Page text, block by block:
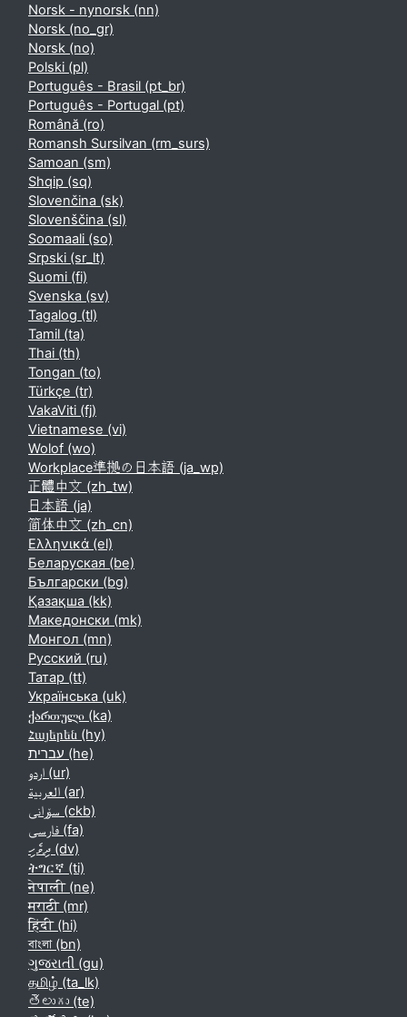
Norsk - nynorsk ‎(nn)‎
Norsk ‎(no_gr)‎
Norsk ‎(no)‎
Polski ‎(pl)‎
Português - Brasil ‎(pt_br)‎
Português - Portugal ‎(pt)‎
Română ‎(ro)‎
Romansh Sursilvan ‎(rm_surs)‎
Samoan ‎(sm)‎
Shqip ‎(sq)‎
Slovenčina ‎(sk)‎
Slovenščina ‎(sl)‎
Soomaali ‎(so)‎
Srpski ‎(sr_lt)‎
Suomi ‎(fi)‎
Svenska ‎(sv)‎
Tagalog ‎(tl)‎
Tamil ‎(ta)‎
Thai ‎(th)‎
Tongan ‎(to)‎
Türkçe ‎(tr)‎
VakaViti ‎(fj)‎
Vietnamese ‎(vi)‎
Wolof ‎(wo)‎
Workplace準拠の日本語 ‎(ja_wp)‎
正體中文 ‎(zh_tw)‎
日本語 ‎(ja)‎
简体中文 ‎(zh_cn)‎
Ελληνικά ‎(el)‎
Беларуская ‎(be)‎
Български ‎(bg)‎
Қазақша ‎(kk)‎
Македонски ‎(mk)‎
Монгол ‎(mn)‎
Русский ‎(ru)‎
Татар ‎(tt)‎
Українська ‎(uk)‎
ქართული ‎(ka)‎
Հայերեն ‎(hy)‎
עברית ‎(he)‎
اردو ‎(ur)‎
العربية ‎(ar)‎
سۆرانی ‎(ckb)‎
فارسی ‎(fa)‎
ދިވެހި ‎(dv)‎
ትግርኛ ‎(ti)‎
नेपाली ‎(ne)‎
मराठी ‎(mr)‎
हिंदी ‎(hi)‎
বাংলা ‎(bn)‎
ગુજરાતી ‎(gu)‎
தமிழ் ‎(ta_lk)‎
తెలుగు ‎(te)‎